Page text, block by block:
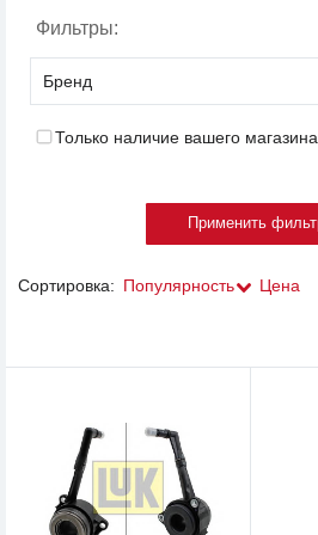
Фильтры:
Бренд
Только наличие вашего магазина
Сортировка: Популярность Цена